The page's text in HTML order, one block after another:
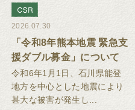
2026.07.30
「令和8年熊本地震 緊急支
援ダブル募金」について
令和6年1月1日、石川県能登
地方を中心とした地震により
甚大な被害が発生し...